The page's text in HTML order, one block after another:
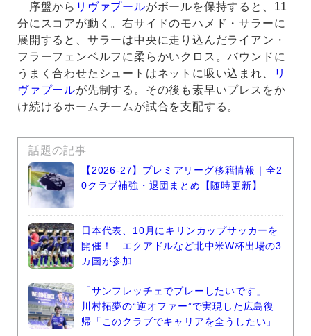
序盤から リヴァプールがボールを保持すると、11
分にスコアが動く。右サイドのモハメド・サラーに
展開すると、サラーは中央に走り込んだライアン・
フラーフェンベルフに柔らかいクロス。バウンドに
うまく合わせたシュートはネットに吸い込まれ、
リ
ヴァプールが先制する。その後も素早いプレスをか
け続けるホームチームが試合を支配する。
話題の記事
【2026-27】プレミアリーグ移籍情報｜全2
0クラブ補強・退団まとめ【随時更新】
日本代表、10月にキリンカップサッカーを
開催！ エクアドルなど北中米W杯出場の3
カ国が参加
「サンフレッチェでプレーしたいです」
川村拓夢の“逆オファー”で実現した広島復
帰「このクラブでキャリアを全うしたい」